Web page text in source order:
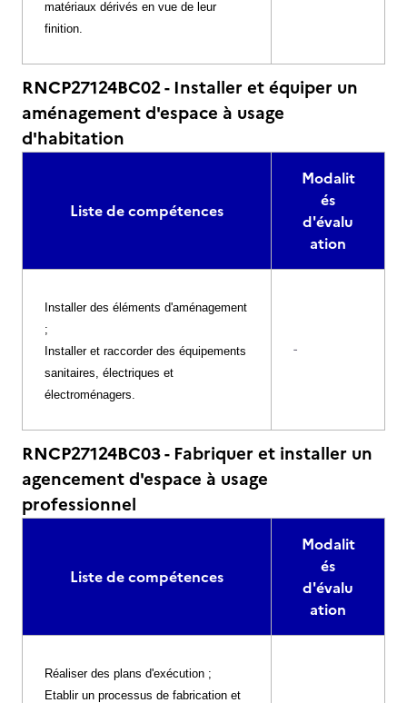
matériaux dérivés en vue de leur
finition.
RNCP27124BC02 - Installer et équiper un
aménagement d'espace à usage
d'habitation
Liste de compétences
Modalit
és
d'évalu
ation
Installer des éléments d'aménagement
;
Installer et raccorder des équipements
sanitaires, électriques et
électroménagers.
-
RNCP27124BC03 - Fabriquer et installer un
agencement d'espace à usage
professionnel
Liste de compétences
Modalit
és
d'évalu
ation
Réaliser des plans d'exécution ;
Etablir un processus de fabrication et